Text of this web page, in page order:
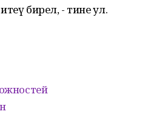
итеү бирелә, - тине ул.